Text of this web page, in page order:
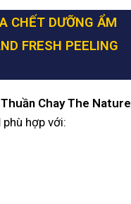
CHẾT DƯỠNG ẨM
FRESH PEELING
Chay The Nature
phù hợp với: